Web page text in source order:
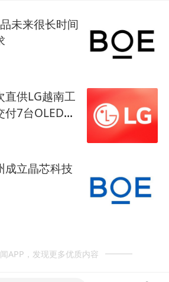
未来很长时间
直供LG越南工
7台OLED制
成立晶芯科技
APP，发现更多优质内容